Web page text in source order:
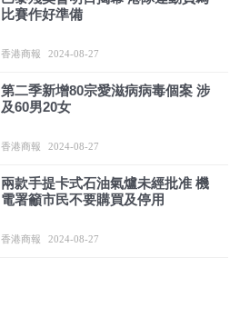
比賽作好準備
香港商報 2024-08-27
第二季新增80宗愛滋病病毒個案 涉
及60男20女
香港商報 2024-08-27
兩款手提卡式石油氣爐未經批准 機
電署籲市民不要購買及停用
香港商報 2024-08-27